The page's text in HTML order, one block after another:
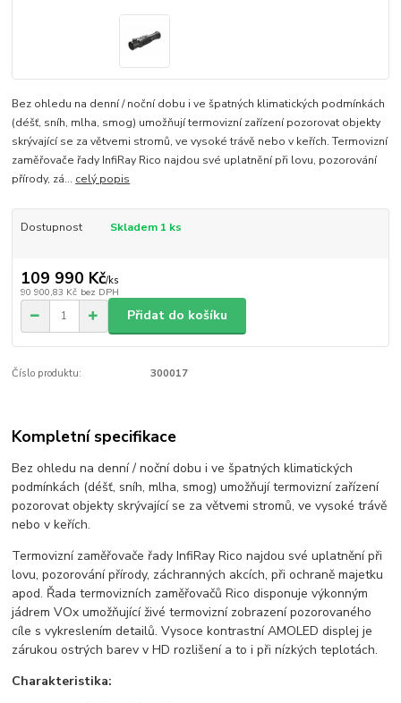
Bez ohledu na denní / noční dobu i ve špatných klimatických podmínkách
(déšť, sníh, mlha, smog) umožňují termovizní zařízení pozorovat objekty
skrývající se za větvemi stromů, ve vysoké trávě nebo v keřích. Termovizní
zaměřovače řady InfiRay Rico najdou své uplatnění při lovu, pozorování
přírody, zá... celý popis
Dostupnost Skladem 1 ks
109 990 Kč/ks
90 900,83 Kč bez DPH
Přidat do košíku
Číslo produktu: 300017
Kompletní specifikace
Bez ohledu na denní / noční dobu i ve špatných klimatických
podmínkách (déšť, sníh, mlha, smog) umožňují termovizní zařízení
pozorovat objekty skrývající se za větvemi stromů, ve vysoké trávě
nebo v keřích.
Termovizní zaměřovače řady InfiRay Rico najdou své uplatnění při
lovu, pozorování přírody, záchranných akcích, při ochraně majetku
apod. Řada termovizních zaměřovačů Rico disponuje výkonným
jádrem VOx umožňující živé termovizní zobrazení pozorovaného
cíle s vykreslením detailů. Vysoce kontrastní AMOLED displej je
zárukou ostrých barev v HD rozlišení a to i při nízkých teplotách.
Charakteristika: